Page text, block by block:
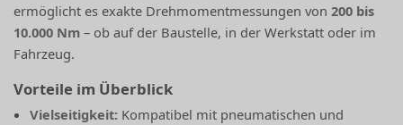
ermöglicht es exakte Drehmomentmessungen von200 bis
10.000 Nm – ob auf der Baustelle, in der Werkstatt oder im
Fahrzeug.
Vorteile im Überblick
Vielseitigkeit: Kompatibel mit pneumatischen und